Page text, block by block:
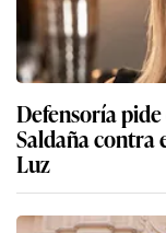
Defensoría
Saldaña contra
Luz